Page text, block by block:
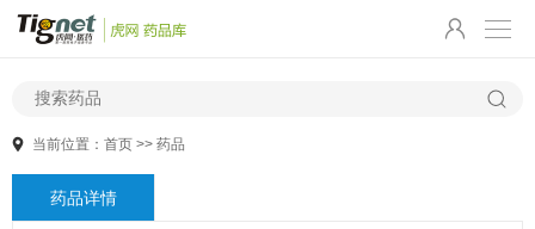
当前位置： 首页 >> 药品
药品详情